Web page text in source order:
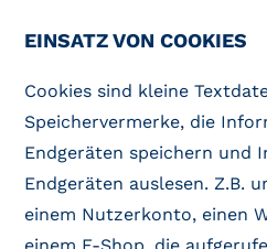
EINSATZ VON COOKIES
Cookies sind kleine
Speichervermerke, die
Endgeräten speichern und
Endgeräten auslesen. Z.B.
einem Nutzerkonto, einen